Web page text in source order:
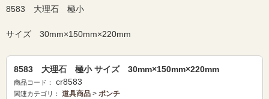
8583 大理石 極小
サイズ 30mm×150mm×220mm
8583 大理石 極小 サイズ 30mm×150mm×220mm
商品コード： cr8583
関連カテゴリ： 道具商品 > ポンチ